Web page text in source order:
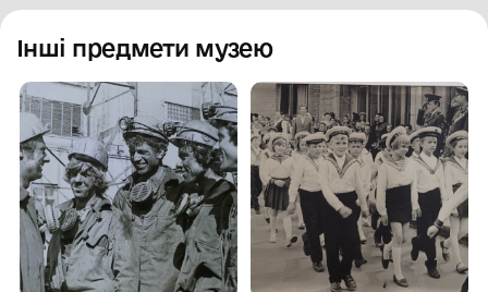
Інші предмети музею